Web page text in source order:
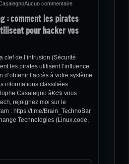
Aucun commentaire
: comment les pirates
pour hacker vos
clef de l’intrusion (Sécurité
les pirates utilisent l’influence
d’obtenir l’accès à votre système
informations classifiées
Casalegno â€‹Si vous
rejoignez moi sur le
: https://t.me/Brain_TechnoBar
Technologies (Linux,code,